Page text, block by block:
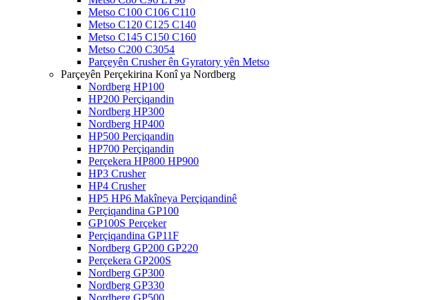
Metso C100 C106 C110
Metso C120 C125 C140
Metso C145 C150 C160
Metso C200 C3054
Parçeyên Crusher ên Gyratory yên Metso
Parçeyên Perçekirina Konî ya Nordberg
Nordberg HP100
HP200 Perçiqandin
Nordberg HP300
Nordberg HP400
HP500 Perçiqandin
HP700 Perçiqandin
Perçekera HP800 HP900
HP3 Crusher
HP4 Crusher
HP5 HP6 Makîneya Perçiqandinê
Perçiqandina GP100
GP100S Perçeker
Perçiqandina GP11F
Nordberg GP200 GP220
Perçekera GP200S
Nordberg GP300
Nordberg GP330
Nordberg GP500